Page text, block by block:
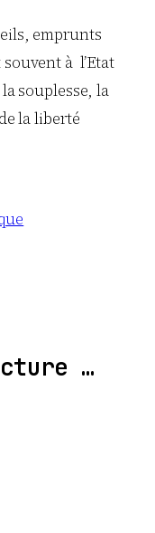
emprunts
à l’Etat
souplesse, la
la liberté
…